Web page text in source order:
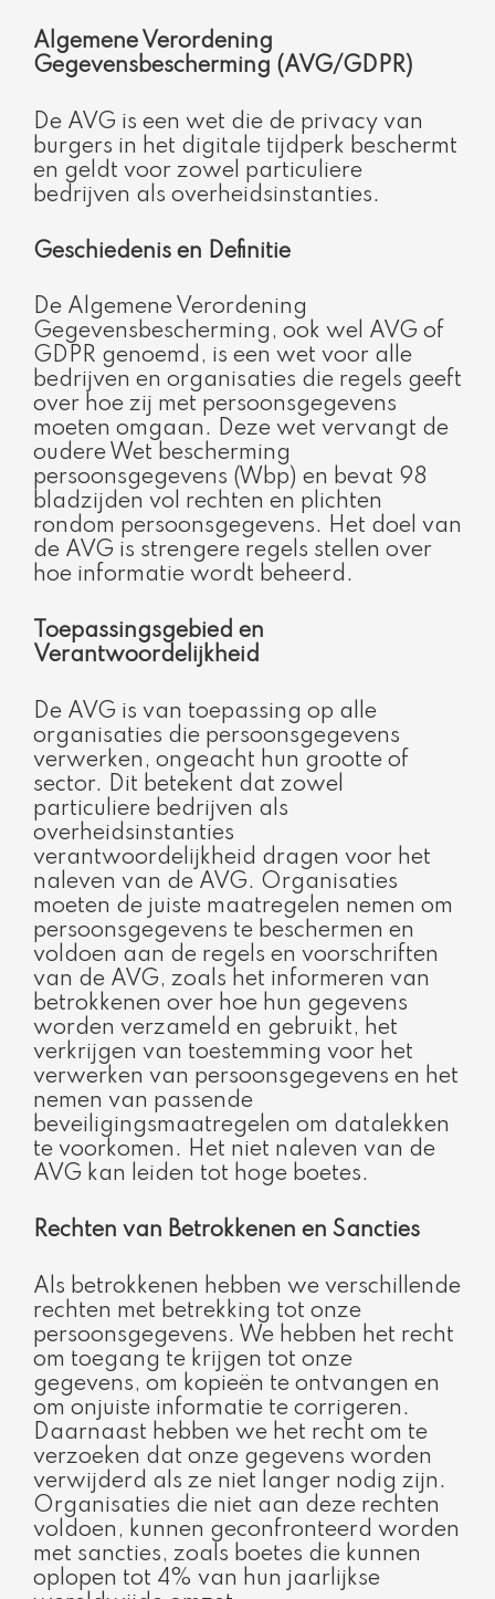
Algemene Verordening
Gegevensbescherming (AVG/GDPR)
De AVG is een wet die de privacy van
burgers in het digitale tijdperk beschermt
en geldt voor zowel particuliere
bedrijven als overheidsinstanties.
Geschiedenis en Definitie
De Algemene Verordening
Gegevensbescherming, ook wel AVG of
GDPR genoemd, is een wet voor alle
bedrijven en organisaties die regels geeft
over hoe zij met persoonsgegevens
moeten omgaan. Deze wet vervangt de
oudere Wet bescherming
persoonsgegevens (Wbp) en bevat 98
bladzijden vol rechten en plichten
rondom persoonsgegevens. Het doel van
de AVG is strengere regels stellen over
hoe informatie wordt beheerd.
Toepassingsgebied en
Verantwoordelijkheid
De AVG is van toepassing op alle
organisaties die persoonsgegevens
verwerken, ongeacht hun grootte of
sector. Dit betekent dat zowel
particuliere bedrijven als
overheidsinstanties
verantwoordelijkheid dragen voor het
naleven van de AVG. Organisaties
moeten de juiste maatregelen nemen om
persoonsgegevens te beschermen en
voldoen aan de regels en voorschriften
van de AVG, zoals het informeren van
betrokkenen over hoe hun gegevens
worden verzameld en gebruikt, het
verkrijgen van toestemming voor het
verwerken van persoonsgegevens en het
nemen van passende
beveiligingsmaatregelen om datalekken
te voorkomen. Het niet naleven van de
AVG kan leiden tot hoge boetes.
Rechten van Betrokkenen en Sancties
Als betrokkenen hebben we verschillende
rechten met betrekking tot onze
persoonsgegevens. We hebben het recht
om toegang te krijgen tot onze
gegevens, om kopieën te ontvangen en
om onjuiste informatie te corrigeren.
Daarnaast hebben we het recht om te
verzoeken dat onze gegevens worden
verwijderd als ze niet langer nodig zijn.
Organisaties die niet aan deze rechten
voldoen, kunnen geconfronteerd worden
met sancties, zoals boetes die kunnen
oplopen tot 4% van hun jaarlijkse